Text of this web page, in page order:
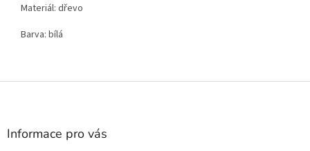
Materiál: dřevo
Barva: bílá
Z
Informace pro vás